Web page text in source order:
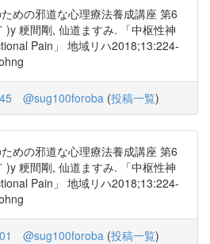
めの邪道な心理療法養成講座 第6
)y 粳間剛, 仙道ますみ. 「中枢性神
Pain」 地域リハ2018;13:224-
@sug100foroba (投稿一覧)
めの邪道な心理療法養成講座 第6
)y 粳間剛, 仙道ますみ. 「中枢性神
Pain」 地域リハ2018;13:224-
@sug100foroba (投稿一覧)